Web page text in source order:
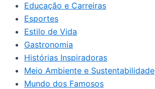
Educação e Carreiras
Esportes
Estilo de Vida
Gastronomia
Histórias Inspiradoras
Meio Ambiente e Sustentabilidade
Mundo dos Famosos